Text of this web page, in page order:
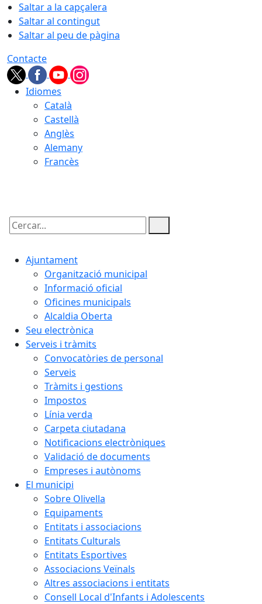
Saltar a la capçalera
Saltar al contingut
Saltar al peu de pàgina
Contacte
Idiomes
Català
Castellà
Anglès
Alemany
Francès
Cercar:
Ajuntament
Organització municipal
Informació oficial
Oficines municipals
Alcaldia Oberta
Seu electrònica
Serveis i tràmits
Convocatòries de personal
Serveis
Tràmits i gestions
Impostos
Línia verda
Carpeta ciutadana
Notificacions electròniques
Validació de documents
Empreses i autònoms
El municipi
Sobre Olivella
Equipaments
Entitats i associacions
Entitats Culturals
Entitats Esportives
Associacions Veïnals
Altres associacions i entitats
Consell Local d'Infants i Adolescents